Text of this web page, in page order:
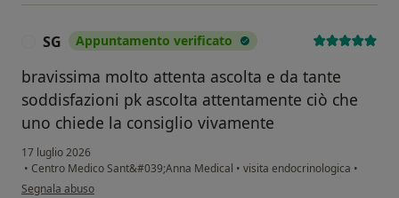
SG Appuntamento verificato
bravissima molto attenta ascolta e da tante
soddisfazioni pk ascolta attentamente ciò che
uno chiede la consiglio vivamente
17 luglio 2026
• Centro Medico Sant&#039;Anna Medical • visita endocrinologica •
secondo l'opinione dell'utente SG
Segnala abuso